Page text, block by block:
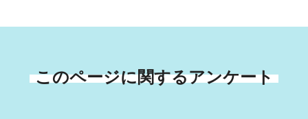
このページに関するアンケート